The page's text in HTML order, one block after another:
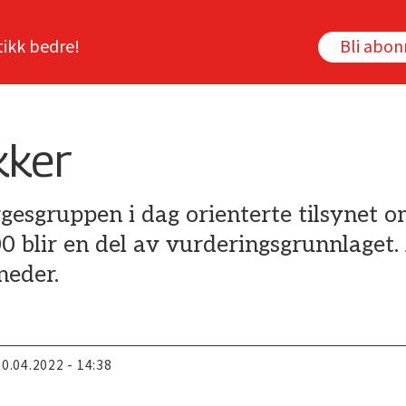
bedre! Bli
i dag orienterte tilsynet
blir en del av
20.04.2022 - 14:38